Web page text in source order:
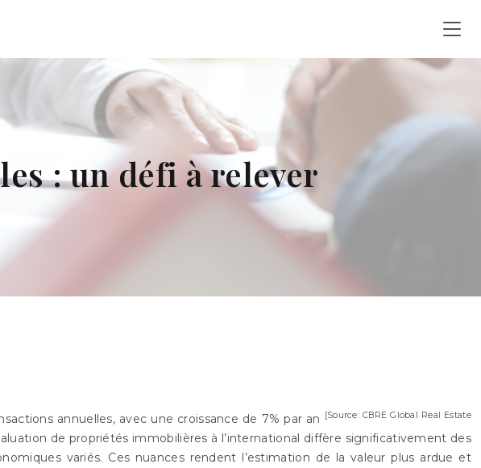
: un défi à relever
annuelles, avec une croissance de 7% par an
[Source: CBRE Global Real Estate
de propriétés immobilières à l’international diffère significativement des
variés. Ces nuances rendent l’estimation de la valeur plus ardue et